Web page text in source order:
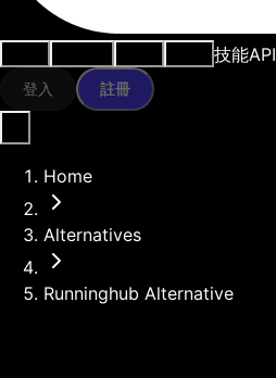
技能API
登入 註冊
Home
Alternatives
Runninghub Alternative